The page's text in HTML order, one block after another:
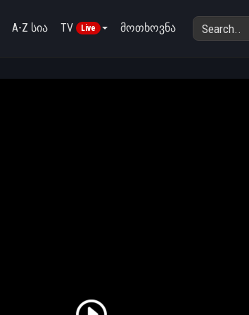
A-Z სია TV Live მოთხოვნა